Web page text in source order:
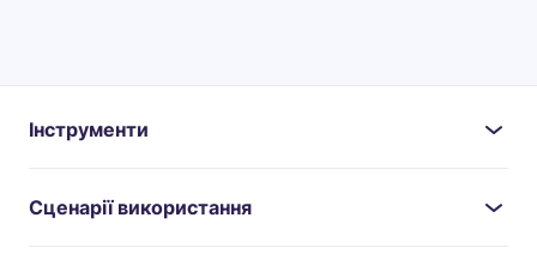
Інструменти
Сценарії використання